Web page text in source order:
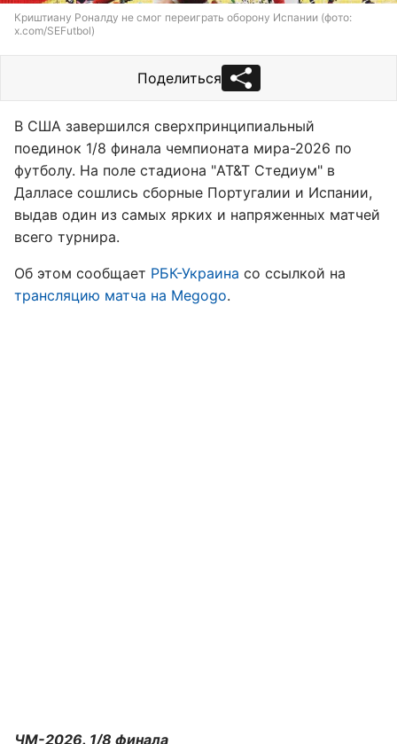
Криштиану Роналду не смог переиграть оборону Испании (фото:
x.com/SEFutbol)
Поделиться
В США завершился сверхпринципиальный
поединок 1/8 финала чемпионата мира-2026 по
футболу. На поле стадиона "AT&T Стедиум" в
Далласе сошлись сборные Португалии и Испании,
выдав один из самых ярких и напряженных матчей
всего турнира.
Об этом сообщает РБК-Украина со ссылкой на
трансляцию матча на Megogo.
ЧМ-2026. 1/8 финала